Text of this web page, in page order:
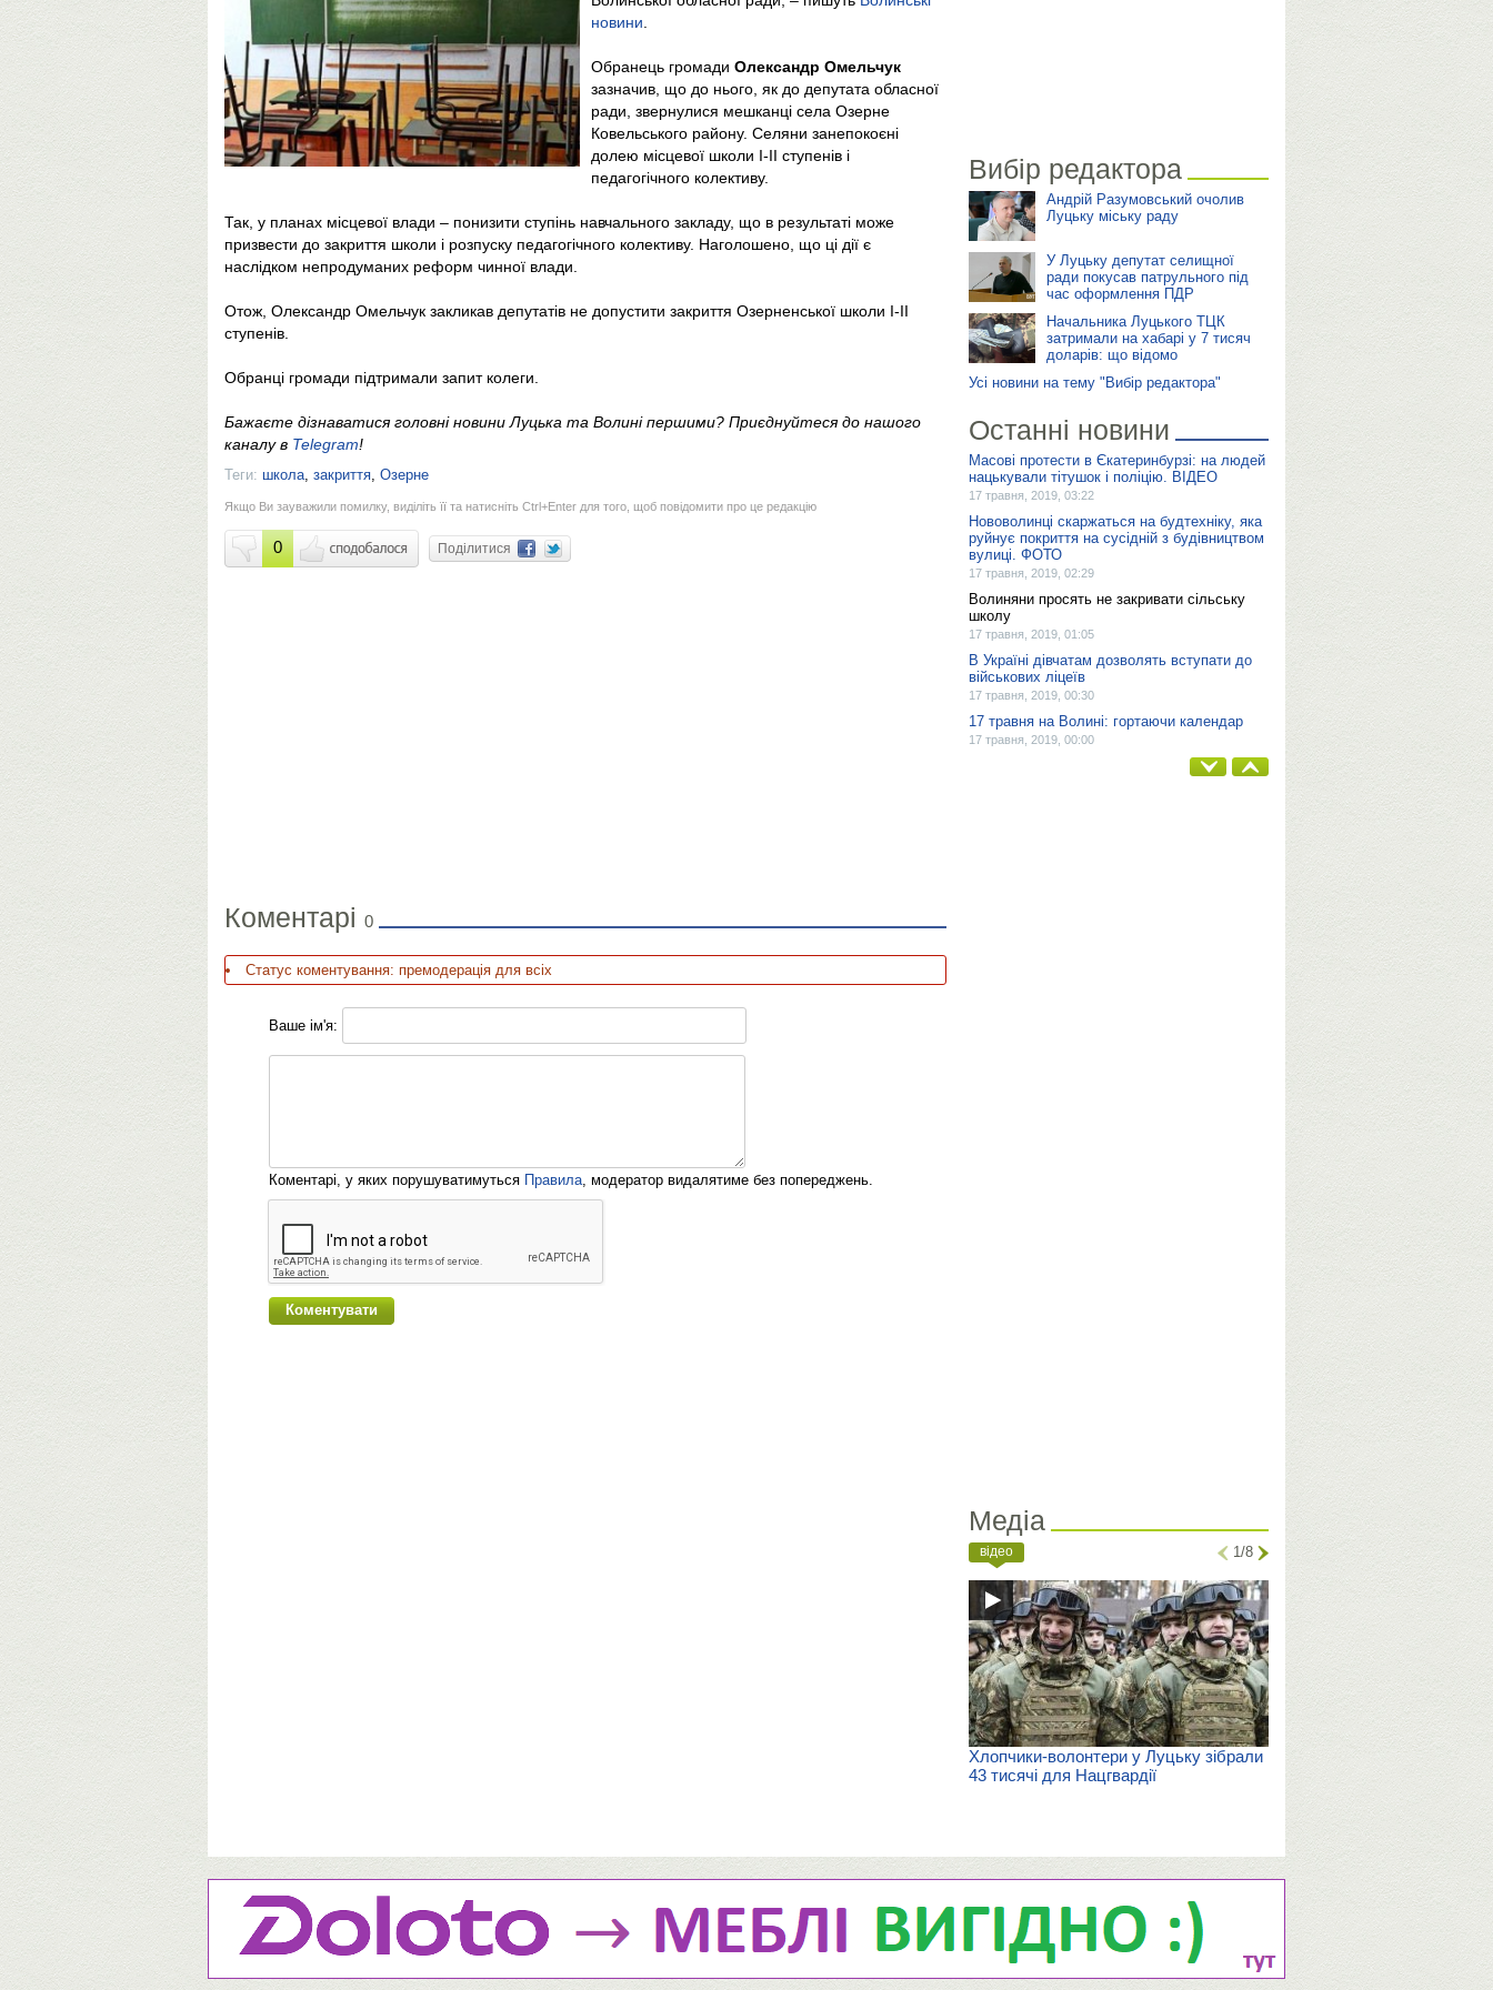
новини
Обранець громади Олександр Омельчук
зазначив, що до нього, як до депутата обласної
ради, звернулися мешканці села Озерне
Ковельського району. Селяни занепокоєні
долею місцевої школи І-ІІ ступенів і
педагогічного колективу.
Так, у планах місцевої влади – понизити ступінь навчального закладу, що в результаті може
призвести до закриття школи і розпуску педагогічного колективу. Наголошено, що ці дії є
наслідком непродуманих реформ чинної влади.
Отож, Олександр Омельчук закликав депутатів не допустити закриття Озерненської школи І-ІІ
ступенів.
Обранці громади підтримали запит колеги.
Бажаєте дізнаватися головні новини Луцька та Волині першими? Приєднуйтеся до нашого
каналу в Telegram!
Теги: школа, закриття, Озерне
Якщо Ви зауважили помилку, виділіть її та натисніть Ctrl+Enter для того, щоб повідомити про це редакцію
0 Поділитися
Коментарі 0
Статус коментування: премодерація для всіх
Ваше ім'я:
Коментарі, у яких порушуватимуться Правила, модератор видалятиме без попереджень.
Вибір редактора
Андрій Разумовський очолив
Луцьку міську раду
У Луцьку депутат селищної
ради покусав патрульного під
час оформлення ПДР
Начальника Луцького ТЦК
затримали на хабарі у 7 тисяч
доларів: що відомо
Усі новини на тему "Вибір редактора"
Останні новини
Масові протести в Єкатеринбурзі: на людей
нацькували тітушок і поліцію. ВІДЕО
17 травня, 2019, 03:22
Нововолинці скаржаться на будтехніку, яка
руйнує покриття на сусідній з будівництвом
вулиці. ФОТО
17 травня, 2019, 02:29
Волиняни просять не закривати сільську
школу
17 травня, 2019, 01:05
В Україні дівчатам дозволять вступати до
військових ліцеїв
17 травня, 2019, 00:30
17 травня на Волині: гортаючи календар
17 травня, 2019, 00:00
Медіа
відео 1/8
Хлопчики-волонтери у Луцьку зібрали
43 тисячі для Нацгвардії